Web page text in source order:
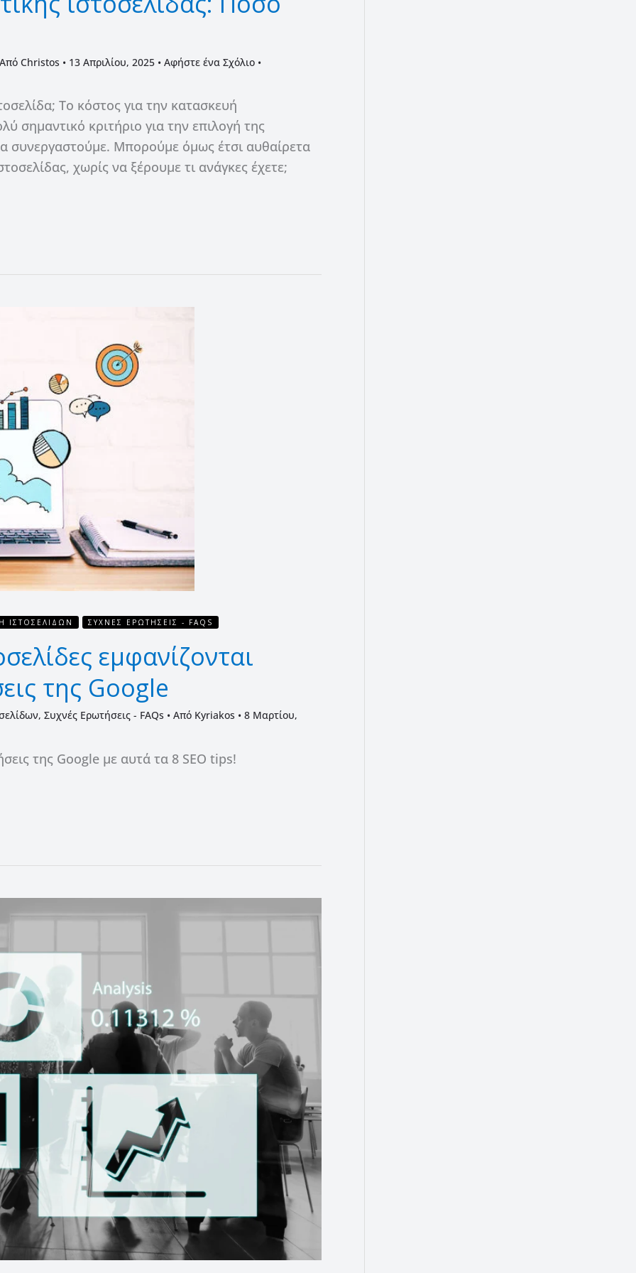
Christos • 13 Απριλίου, 2025 • Αφήστε ένα Σχόλιο •
Το κόστος για την κατασκευή
σημαντικό κριτήριο για την επιλογή της
συνεργαστούμε. Μπορούμε όμως έτσι αυθαίρετα
χωρίς να ξέρουμε τι ανάγκες έχετε;
ΙΣΤΟΣΕΛΊΔΩΝ ΣΥΧΝΈΣ ΕΡΩΤΉΣΕΙΣ - FAQS
εμφανίζονται
της Google
, Συχνές Ερωτήσεις - FAQs • Από Kyriakos • 8 Μαρτίου,
της Google με αυτά τα 8 SEO tips!